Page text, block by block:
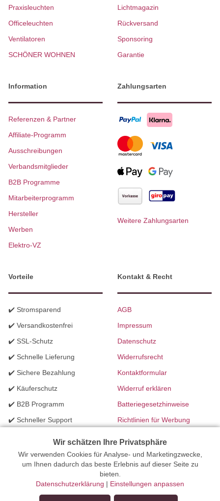
Praxisleuchten
Officeleuchten
Ventilatoren
SCHÖNER WOHNEN
Lichtmagazin
Rückversand
Sponsoring
Garantie
Information
Referenzen & Partner
Affiliate-Programm
Ausschreibungen
Verbandsmitglieder
B2B Programme
Mitarbeiterprogramm
Hersteller
Werben
Elektro-VZ
Zahlungsarten
Weitere Zahlungsarten
Vorteile
✔️ Stromsparend
✔️ Versandkostenfrei
✔️ SSL-Schutz
✔️ Schnelle Lieferung
✔️ Sichere Bezahlung
✔️ Käuferschutz
✔️ B2B Programm
✔️ Schneller Support
Kontakt & Recht
AGB
Impressum
Datenschutz
Widerrufsrecht
Kontaktformular
Widerruf erklären
Batteriegesetzhinweise
Richtlinien für Werbung
Ihr Onlinefachhandel für Beleuchtung seit 2012 | Erstellt mit
peleides.io
Wir schätzen Ihre Privatsphäre
Wir verwenden Cookies für Analyse- und Marketingzwecke,
um Ihnen dadurch das beste Erlebnis auf dieser Seite zu
bieten.
Datenschutzerklärung | Einstellungen anpassen